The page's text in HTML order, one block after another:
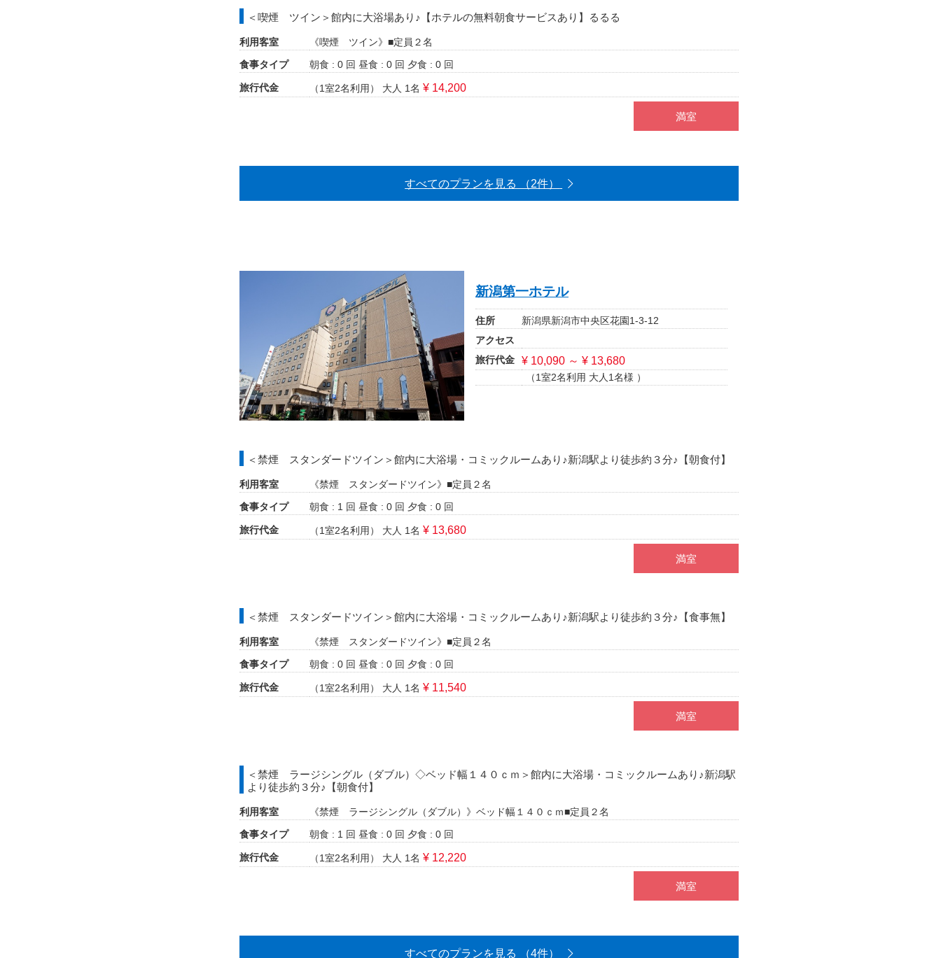
＜喫煙 ツイン＞館内に大浴場あり♪【ホテルの無料朝食サービスあり】るるる
利用客室
《喫煙 ツイン》■定員２名
食事タイプ
朝食 : 0 回 昼食 : 0 回 夕食 : 0 回
旅行代金 （1室2名利用） 大人 1名 ¥ 14,200
満室
すべてのプランを見る （2件）
新潟第一ホテル
住所
新潟県新潟市中央区花園1-3-12
アクセス
旅行代金
¥ 10,090 ～ ¥ 13,680
（1室2名利用 大人1名様 ）
＜禁煙 スタンダードツイン＞館内に大浴場・コミックルームあり♪新潟駅より徒歩約３分♪【朝食付】
利用客室
《禁煙 スタンダードツイン》■定員２名
食事タイプ
朝食 : 1 回 昼食 : 0 回 夕食 : 0 回
旅行代金 （1室2名利用） 大人 1名 ¥ 13,680
満室
＜禁煙 スタンダードツイン＞館内に大浴場・コミックルームあり♪新潟駅より徒歩約３分♪【食事無】
利用客室
《禁煙 スタンダードツイン》■定員２名
食事タイプ
朝食 : 0 回 昼食 : 0 回 夕食 : 0 回
旅行代金 （1室2名利用） 大人 1名 ¥ 11,540
満室
＜禁煙 ラージシングル（ダブル）◇ベッド幅１４０ｃｍ＞館内に大浴場・コミックルームあり♪新潟駅
より徒歩約３分♪【朝食付】
利用客室
《禁煙 ラージシングル（ダブル）》ベッド幅１４０ｃｍ■定員２名
食事タイプ
朝食 : 1 回 昼食 : 0 回 夕食 : 0 回
旅行代金 （1室2名利用） 大人 1名 ¥ 12,220
満室
すべてのプランを見る （4件）